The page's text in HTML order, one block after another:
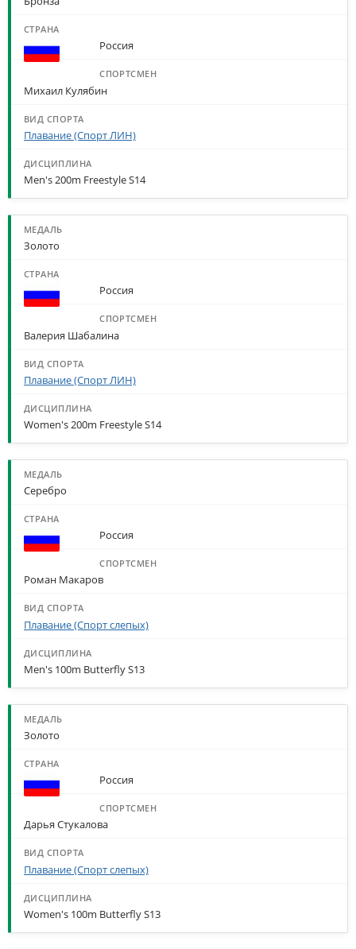
Россия
Михаил Кулябин
Плавание (Спорт ЛИН)
Men's 200m Freestyle S14
Золото
Россия
Валерия Шабалина
Плавание (Спорт ЛИН)
Women's 200m Freestyle S14
Серебро
Россия
Роман Макаров
Плавание (Спорт слепых)
Men's 100m Butterfly S13
Золото
Россия
Дарья Стукалова
Плавание (Спорт слепых)
Women's 100m Butterfly S13